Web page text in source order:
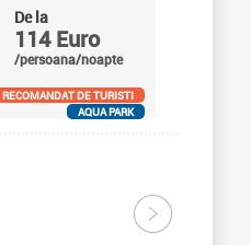
De la
114 Euro
/persoana/noapte
RECOMANDAT DE TURISTI
AQUA PARK